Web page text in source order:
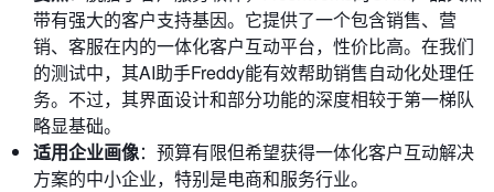
带有强大的客户支持基因。它提供了一个包含销售、营
销、客服在内的一体化客户互动平台，性价比高。在我们
的测试中，其AI助手Freddy能有效帮助销售自动化处理任
务。不过，其界面设计和部分功能的深度相较于第一梯队
略显基础。
适用企业画像：预算有限但希望获得一体化客户互动解决
方案的中小企业，特别是电商和服务行业。